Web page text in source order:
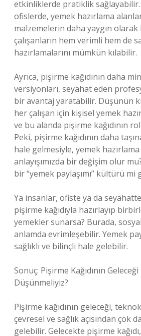
etkinliklerde pratiklik
ofislerde, yemek hazırlama
malzemelerin daha yaygın olarak
çalışanların hem verimli hem de
hazırlamalarını mümkün kılabilir.
Ayrıca, pişirme kağıdının daha
versiyonları, seyahat eden
bir avantaj yaratabilir. Düşünün
her çalışan için kişisel yemek
ve bu alanda pişirme kağıdının
Peki, pişirme kağıdının daha
hale gelmesiyle, yemek
anlayışımızda bir değişim olur
bir “yemek paylaşımı” kültürü mi
Ya insanlar, ofiste ya da
pişirme kağıdıyla hazırlayıp
yemekler sunarsa? Burada,
anlamda evrimleşebilir. Yemek
sağlıklı ve bilinçli hale gelebilir.
Sonuç: Pişirme Kağıdının
Düşünmeliyiz?
Pişirme kağıdının geleceği,
çevresel ve sağlık açısından çok
gelebilir. Gelecekte pişirme